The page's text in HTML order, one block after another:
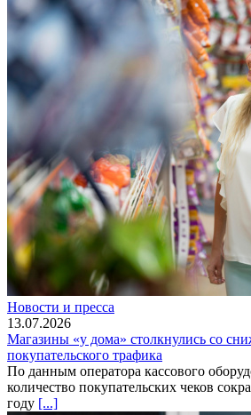
Новости и пресса
13.07.2026
Магазины «у дома» столкнулись со
покупательского трафика
По данным оператора кассового
количество покупательских чеков
году [...]